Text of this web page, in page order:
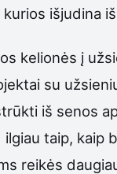
išjudina
kelionės į
su
iš senos
ilgiau taip, kaip
reikės